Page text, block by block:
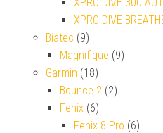
XPRO DIVE
Biatec (9)
Magnifique (9)
Garmin (18)
Bounce 2 (2)
Fenix (6)
Fenix 8 Pro (6)